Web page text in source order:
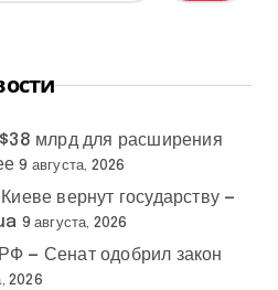
млрд для расширения
9 августа, 2026
вернут государству —
9 августа, 2026
— Сенат одобрил закон
2026